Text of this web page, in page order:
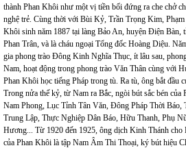
thành Phan Khôi như một vị tiền bối đứng ra che chở
nghệ trẻ. Cùng thời với Bùi Kỷ, Trần Trọng Kim,
Khôi sinh năm 1887 tại làng Bảo An, huyện Điện Bàn,
Phan Trân, và là cháu ngoại Tổng đốc Hoàng Diệu.
gia phong trào Đông Kinh Nghĩa Thục, ít lâu sau,
Nam, hoạt động trong phong trào Văn Thân cùng với
Phan Khôi học tiếng Pháp trong tù. Ra tù, ông bắt đầu
Trong nửa thế kỷ, từ Nam ra Bắc, ngòi bút sắc bén của
Nam Phong, Lục Tỉnh Tân Văn, Đông Pháp Thời Báo,
Trung Lập, Thực Nghiệp Dân Báo, Hữu Thanh, Phụ
Hương... Từ 1920 đến 1925, ông dịch Kinh Thánh cho
của Phan Khôi là tập Nam Âm Thi Thoại, ký bút hiệu